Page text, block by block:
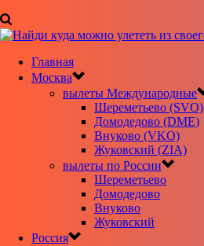
Главная
Москва
вылеты Международные
Шереметьево (SVO)
Домодедово (DME)
Внуково (VKO)
Жуковский (ZIA)
вылеты по России
Шереметьево
Домодедово
Внуково
Жуковский
Россия